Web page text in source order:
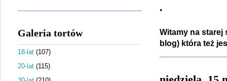
.
Witamy na starej
blog) która też
Galeria tortów
18-lat (107)
20-lat (115)